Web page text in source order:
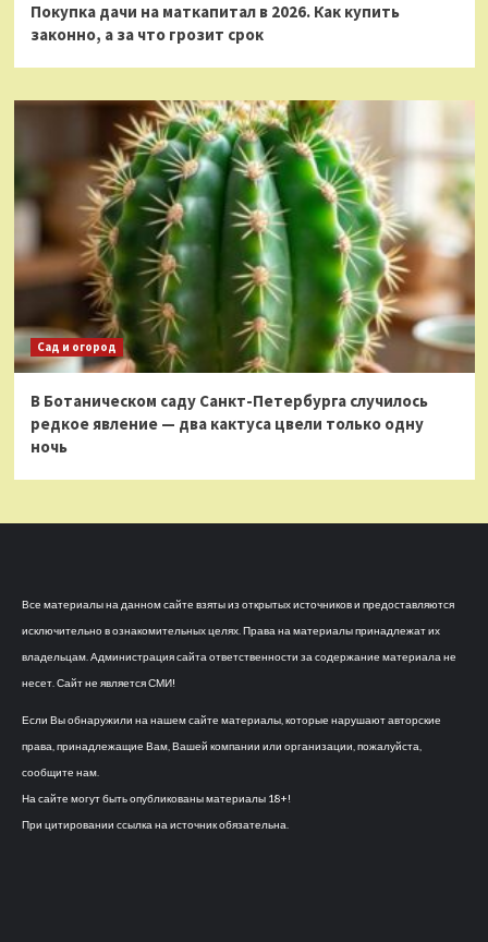
Покупка дачи на маткапитал в 2026. Как купить
законно, а за что грозит срок
Сад и огород
В Ботаническом саду Санкт-Петербурга случилось
редкое явление — два кактуса цвели только одну
ночь
Все материалы на данном сайте взяты из открытых источников и предоставляются
исключительно в ознакомительных целях. Права на материалы принадлежат их
владельцам. Администрация сайта ответственности за содержание материала не
несет. Сайт не является СМИ!
Если Вы обнаружили на нашем сайте материалы, которые нарушают авторские
права, принадлежащие Вам, Вашей компании или организации, пожалуйста,
сообщите нам.
На сайте могут быть опубликованы материалы 18+!
При цитировании ссылка на источник обязательна.